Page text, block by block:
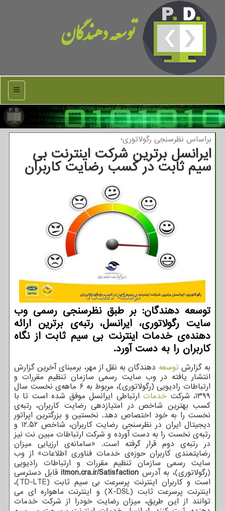
توسعه دهندگان
منو
براساس نظرسنجی رگولاتوری؛
ایرانسل برترین شركت اینترنت بی
سیم ثابت در كسب رضایت كاربران
توسعه دهندگان: بر طبق نظرسنجی رسمی وب
سایت رگولاتوری، ایرانسل، رتبه‌ی برترین ارائه
دهنده‌ی خدمات اینترنت بی سیم ثابت از نگاه
كاربران را به دست آورد.
به گزارشتوسعه دهندگان به نقل از مهر، برمبنای آخرین گزارش
انتشار یافته در وب سایت رسمی سازمان تنظیم مقررات و
ارتباطات رادیویی (رگولاتوری)، مربوط به ۶ ماهه‌ی نخست سال
۱۳۹۹، شرکت خدماتارتباطی ایرانسل موفق شده است تا با
کسب بهترین شاخص در امتیازدهی رضایت کاربران، رتبه‌ی
نخست را به خود اختصاص دهد. نخستین و بزرگترین اپراتور
دیجیتال ایران در نظرسنجی رضایت کاربران، شاخص ۱۲.۵۲ و
رتبه‌ی نخست را به دست آورده و شرکت ارتباطات مبین نت نیز
در رتبه‌ی دوم قرار گرفته است. «سامانه‌ی ارزیابی میزان
رضایتمندی کاربران حوزه‌ی خدمات فناوری اطلاعات» از وب
سایت رسمی سازمان تنظیم مقررات و ارتباطات رادیویی
(رگولاتوری)، به آدرس itmon.cra.ir/Satisfaction قابل دسترسی
است و کاربران اینترنت پرسرعت بی سیم ثابت (TD-LTE)،
اینترنت پرسرعت ثابت (X-DSL) و اینترنت ماهواره ای می
توانند از این طریق، میزان رضایت خودرا از شرکت خدمات